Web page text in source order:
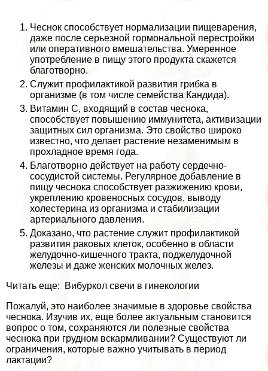
Чеснок способствует нормализации пищеварения,
даже после серьезной гормональной перестройки
или оперативного вмешательства. Умеренное
употрeбление в пищу этого продукта скажется
благотворно.
Служит профилактикой развития грибка в
организме (в том числе семейства Кандида).
Витамин С, входящий в состав чеснока,
способствует повышению иммунитета, активизации
защитных сил организма. Это свойство широко
известно, что делает растение незаменимым в
прохладное время года.
Благотворно действует на работу сердечно-
сосудистой системы. Регулярное добавление в
пищу чеснока способствует разжижению крови,
укреплению кровеносных сосудов, выводу
холестерина из организма и стабилизации
артериального давления.
Доказано, что растение служит профилактикой
развития paковых клеток, особенно в области
желудочно-кишечного тpaкта, поджелудочной
железы и даже женских молочных желез.
Читать еще: Вибуркол свечи в гинекологии
Пожалуй, это наиболее значимые в здоровье свойства
чеснока. Изучив их, еще более актуальным становится
вопрос о том, сохраняются ли полезные свойства
чеснока при грудном вскармливании? Существуют ли
ограничения, которые важно учитывать в период
лактации?